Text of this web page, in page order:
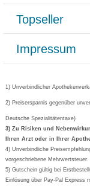
Datenschutz
AGB
Cookie-Einstellungen
Vertrag widerrufen
Paketlieferstatus
Versandkosten
Bestellschein
Newsletteranmeldung
Rezeptlieferung
Bonusprogramm
Gutschein und
Kundenbewertung
Topseller
Grippostad
Bepanthen
Formoline
Wick
Eucerin
Basica
Impressum
1) Unverbindlicher
2) Preisersparnis gegenüber
Deutsche Spezialitätentaxe)
3) Zu Risiken und
Ihren Arzt oder in Ihrer
4) Unverbindliche
vorgeschriebene Mehrwertsteuer.
5) Gutschein gültig bei
Einlösung über Pay-Pal Express